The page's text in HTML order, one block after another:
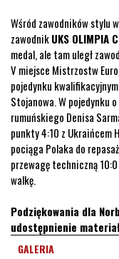
Wśród zawodników stylu
zawodnikUKS OLIMPIA
medal, ale tam uległ
V miejsce Mistrzostw
pojedynku
Stojanowa. W pojedynku
rumuńskiego Denisa
punkty 4:10 z Ukraińcem
pociąga Polaka do
przewagę techniczną
walkę.
Podziękowania dla
udostępnienie
GALERIA